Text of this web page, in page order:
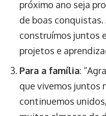
próximo ano seja
de boas
construímos juntos
projetos e
Para a família:
que vivemos juntos
continuemos